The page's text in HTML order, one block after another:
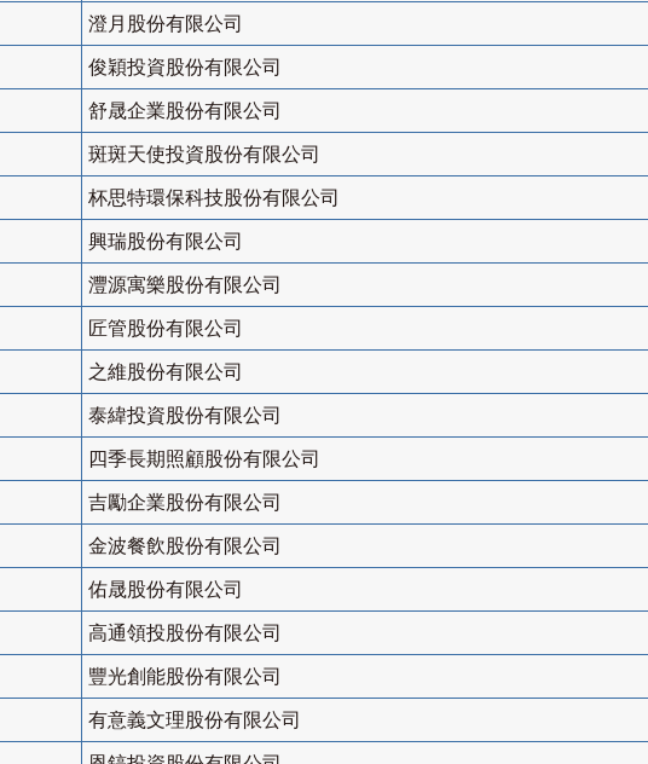
澄月股份有限公司
俊穎投資股份有限公司
舒晟企業股份有限公司
斑斑天使投資股份有限公司
杯思特環保科技股份有限公司
興瑞股份有限公司
灃源寓樂股份有限公司
匠管股份有限公司
之維股份有限公司
泰緯投資股份有限公司
四季長期照顧股份有限公司
吉勵企業股份有限公司
金波餐飲股份有限公司
佑晟股份有限公司
高通領投股份有限公司
豐光創能股份有限公司
有意義文理股份有限公司